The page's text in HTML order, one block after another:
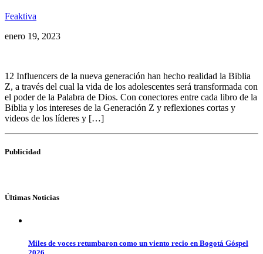
Feaktiva
enero 19, 2023
12 Influencers de la nueva generación han hecho realidad la Biblia
Z, a través del cual la vida de los adolescentes será transformada con
el poder de la Palabra de Dios. Con conectores entre cada libro de la
Biblia y los intereses de la Generación Z y reflexiones cortas y
videos de los líderes y […]
Publicidad
Últimas Noticias
Miles de voces retumbaron como un viento recio en Bogotá Góspel